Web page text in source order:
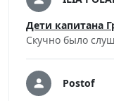
Дети капитана
Скучно было
Postof